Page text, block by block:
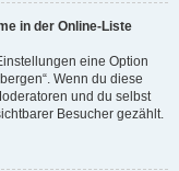
in der Online-Liste
eine Option
Wenn du diese
und du selbst
Besucher gezählt.